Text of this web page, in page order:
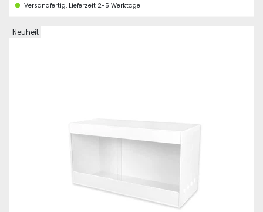
Versandfertig, Lieferzeit 2-5 Werktage
Neuheit